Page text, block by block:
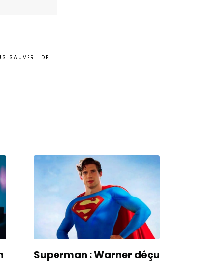
SAUVER… DE
Superman : Warner déçu